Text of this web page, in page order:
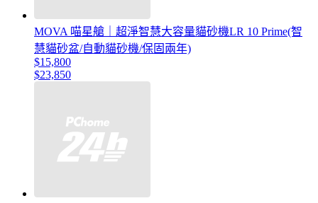
MOVA 喵星艙｜超淨智慧大容量貓砂機LR 10 Prime(智
慧貓砂盆/自動貓砂機/保固兩年)
$15,800
$23,850